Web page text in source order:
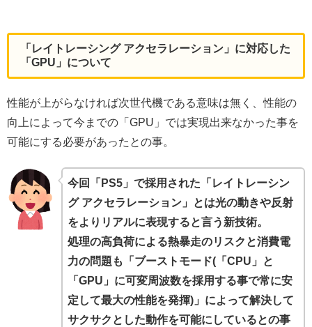
「レイトレーシング アクセラレーション」に対応した
「GPU」について
性能が上がらなければ次世代機である意味は無く、性能の
向上によって今までの「GPU」では実現出来なかった事を
可能にする必要があったとの事。
今回「PS5」で採用された「レイトレーシン
グ アクセラレーション」とは光の動きや反射
をよりリアルに表現すると言う新技術。
処理の高負荷による熱暴走のリスクと消費電
力の問題も「ブーストモード(「CPU」と
「GPU」に可変周波数を採用する事で常に安
定して最大の性能を発揮)」によって解決して
サクサクとした動作を可能にしているとの事